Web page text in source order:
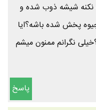
نکنه شیشه ذوب شده و
پخش شده باشه؟ایا
نگرانم ممنون میشم
پاسخ